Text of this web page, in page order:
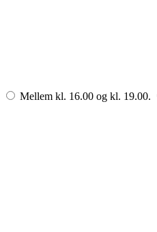
Mellem kl. 16.00 og kl. 19.00.